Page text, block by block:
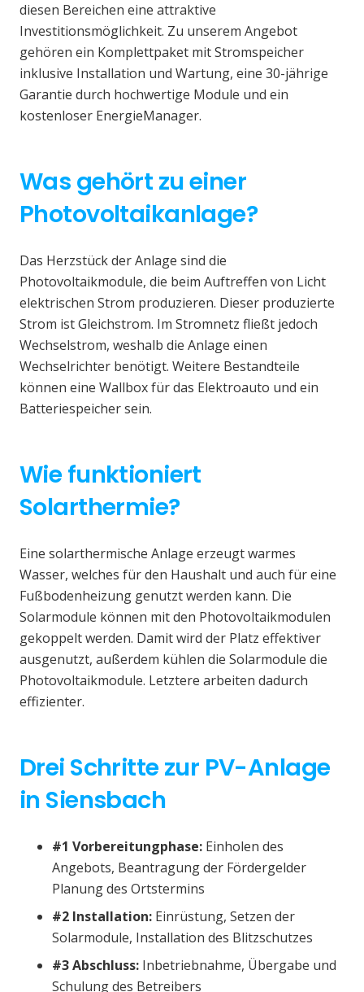
diesen Bereichen eine attraktive
Investitionsmöglichkeit. Zu unserem Angebot
gehören ein Komplettpaket mit Stromspeicher
inklusive Installation und Wartung, eine 30-jährige
Garantie durch hochwertige Module und ein
kostenloser EnergieManager.
Was gehört zu einer
Photovoltaikanlage?
Das Herzstück der Anlage sind die
Photovoltaikmodule, die beim Auftreffen von Licht
elektrischen Strom produzieren. Dieser produzierte
Strom ist Gleichstrom. Im Stromnetz fließt jedoch
Wechselstrom, weshalb die Anlage einen
Wechselrichter benötigt. Weitere Bestandteile
können eine Wallbox für das Elektroauto und ein
Batteriespeicher sein.
Wie funktioniert
Solarthermie?
Eine solarthermische Anlage erzeugt warmes
Wasser, welches für den Haushalt und auch für eine
Fußbodenheizung genutzt werden kann. Die
Solarmodule können mit den Photovoltaikmodulen
gekoppelt werden. Damit wird der Platz effektiver
ausgenutzt, außerdem kühlen die Solarmodule die
Photovoltaikmodule. Letztere arbeiten dadurch
effizienter.
Drei Schritte zur PV-Anlage
in Siensbach
#1 Vorbereitungphase: Einholen des
Angebots, Beantragung der Fördergelder
Planung des Ortstermins
#2 Installation: Einrüstung, Setzen der
Solarmodule, Installation des Blitzschutzes
#3 Abschluss: Inbetriebnahme, Übergabe und
Schulung des Betreibers